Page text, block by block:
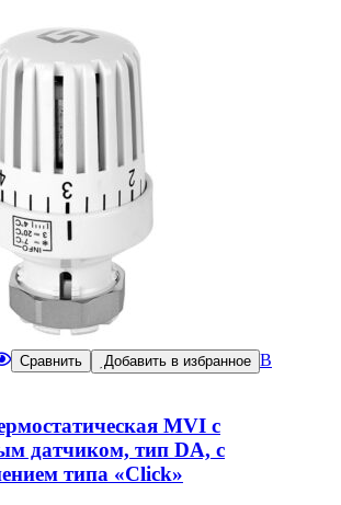
Сравнить Добавить в избранное В
MVI с
датчиком, тип DA, с
типа «Сlick»